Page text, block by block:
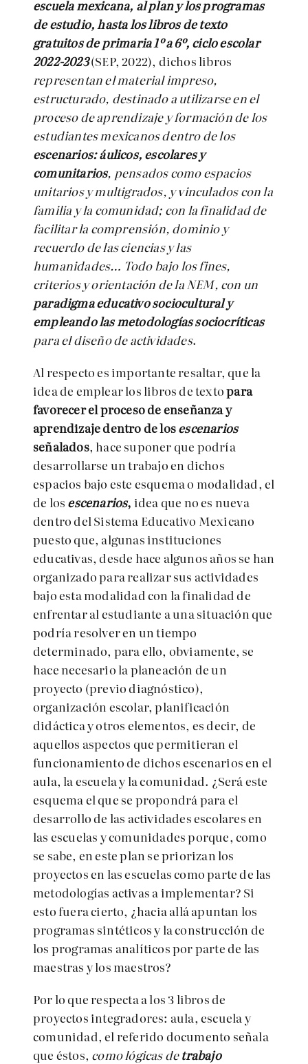
escuela mexicana, al plan y los programas
de estudio, hasta los libros de texto
gratuitos de primaria 1º a 6º, ciclo escolar
2022-2023(SEP, 2022), dichos libros
representan el material impreso,
estructurado, destinado a utilizarse en el
proceso de aprendizaje y formación de los
estudiantes mexicanos dentro de los
escenarios: áulicos, escolares y
comunitarios, pensados como espacios
unitarios y multigrados, y vinculados con la
familia y la comunidad; con la finalidad de
facilitar la comprensión, dominio y
recuerdo de las ciencias y las
humanidades… Todo bajo los fines,
criterios y orientación de la NEM, con un
paradigma educativo sociocultural y
empleando las metodologías sociocríticas
para el diseño de actividades.
Al respecto es importante resaltar, que la
idea de emplear los libros de textopara
favorecer el proceso de enseñanza y
aprendizaje dentro de losescenarios
señalados, hace suponer que podría
desarrollarse un trabajo en dichos
espacios bajo este esquema o modalidad, el
de los escenarios, idea que no es nueva
dentro del Sistema Educativo Mexicano
puesto que, algunas instituciones
educativas, desde hace algunos años se han
organizado para realizar sus actividades
bajo esta modalidad con la finalidad de
enfrentar al estudiante a una situación que
podría resolver en un tiempo
determinado, para ello, obviamente, se
hace necesario la planeación de un
proyecto (previo diagnóstico),
organización escolar, planificación
didáctica y otros elementos, es decir, de
aquellos aspectos que permitieran el
funcionamiento de dichos escenarios en el
aula, la escuela y la comunidad. ¿Será este
esquema el que se propondrá para el
desarrollo de las actividades escolares en
las escuelas y comunidades porque, como
se sabe, en este plan se priorizan los
proyectos en las escuelas como parte de las
metodologías activas a implementar? Si
esto fuera cierto, ¿hacia allá apuntan los
programas sintéticos y la construcción de
los programas analíticos por parte de las
maestras y los maestros?
Por lo que respecta a los 3 libros de
proyectos integradores: aula, escuela y
comunidad, el referido documento señala
que éstos, como lógicas detrabajo